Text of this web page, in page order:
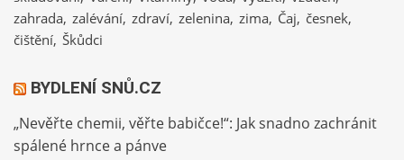
zahrada zalévání zdraví zelenina zima Čaj česnek
čištění Škůdci
BYDLENÍ SNŮ.CZ
„Nevěřte chemii, věřte babičce!“: Jak snadno zachránit
spálené hrnce a pánve